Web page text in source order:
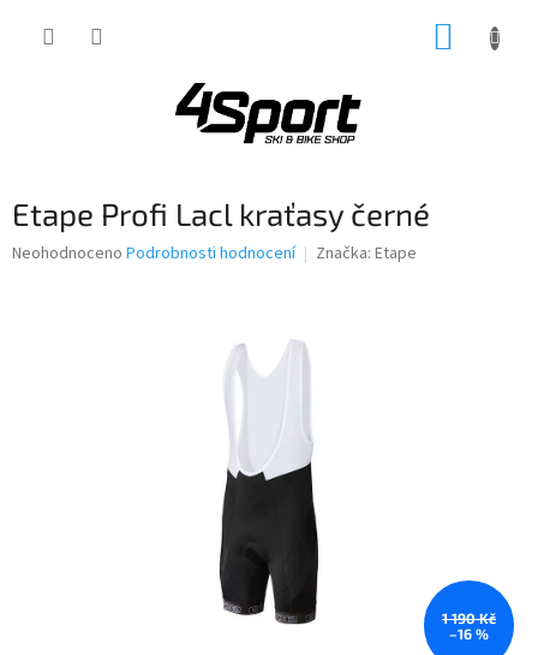
Etape Profi Lacl kraťasy černé
Průměrné
Neohodnoceno Podrobnosti hodnocení Značka: Etape
1 190 Kč
–16 %